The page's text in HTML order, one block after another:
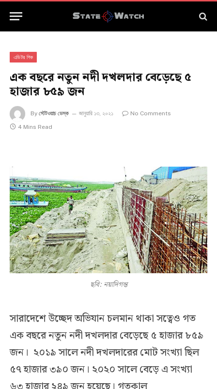
এডিটর পিক
এক বছরে নতুন নদী দখলদার বেড়েছে ৫
হাজার ৮৫৯ জন
By স্টেটওয়াচ ডেস্ক জানুয়ারি ১৩, ২০২১
No Comments
4 Mins Read
ছবি: নয়াদিগন্ত
সারাদেশে উচ্ছেদ অভিযান চলমান থাকা সত্বেও গত
এক বছরে নতুন নদী দখলদার বেড়েছে ৫ হাজার ৮৫৯
জন। ২০১৯ সালে নদী দখলদারের মোট সংখ্যা ছিল
৫৭ হাজার ৩৯০ জন। ২০২০ সালে বেড়ে এ সংখ্যা